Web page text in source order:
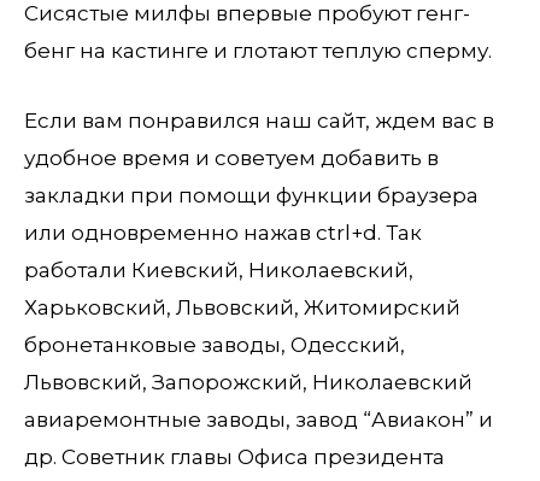
Сисястые милфы впервые пробуют генг-
бенг на кастинге и глотают теплую сперму.
Если вам понравился наш сайт, ждем вас в
удобное время и советуем добавить в
закладки при помощи функции браузера
или одновременно нажав ctrl+d. Так
работали Киевский, Николаевский,
Харьковский, Львовский, Житомирский
бронетанковые заводы, Одесский,
Львовский, Запорожский, Николаевский
авиаремонтные заводы, завод “Авиакон” и
др. Советник главы Офиса президента